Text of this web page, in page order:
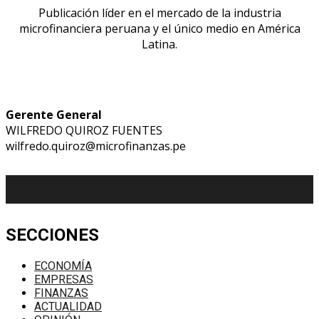
Publicación líder en el mercado de la industria
microfinanciera peruana y el único medio en América
Latina.
Gerente General
WILFREDO QUIROZ FUENTES
wilfredo.quiroz@microfinanzas.pe
SECCIONES
ECONOMÍA
EMPRESAS
FINANZAS
ACTUALIDAD